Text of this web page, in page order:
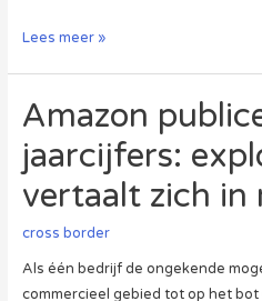
Populariteit
neemt
toe
onder
Nederlanders
Lees meer »
Amazon
jaarcijfers:
vertaalt zich in
cross border
Als één bedrijf de ongekende
commercieel gebied tot op het